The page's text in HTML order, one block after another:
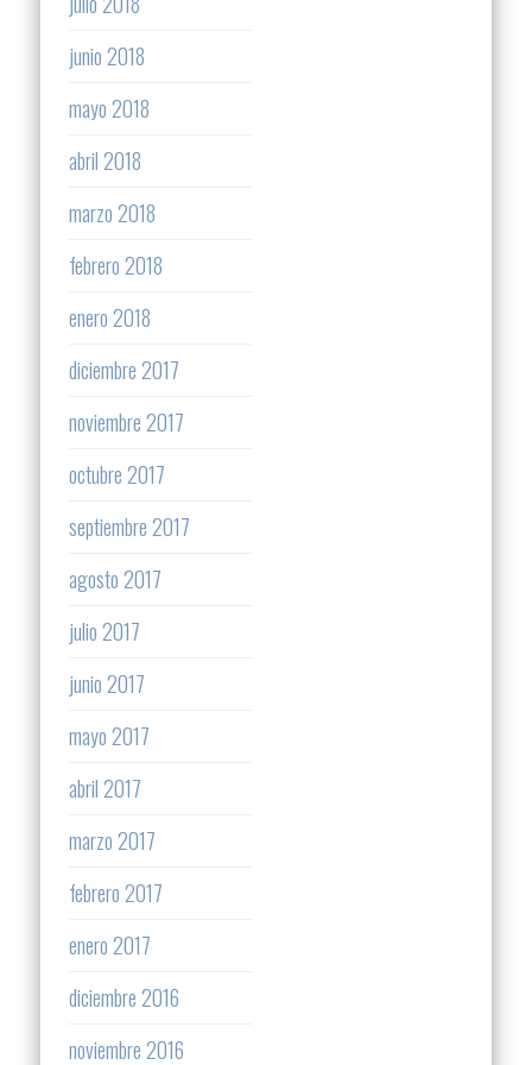
junio 2018
mayo 2018
abril 2018
marzo 2018
febrero 2018
enero 2018
diciembre 2017
noviembre 2017
octubre 2017
septiembre 2017
agosto 2017
julio 2017
junio 2017
mayo 2017
abril 2017
marzo 2017
febrero 2017
enero 2017
diciembre 2016
noviembre 2016